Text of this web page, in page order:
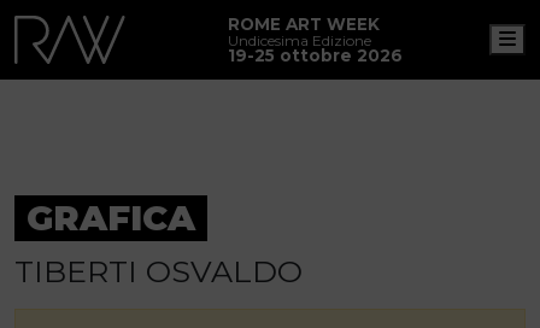
ROME ART WEEK
Undicesima Edizione
19-25 ottobre 2026
GRAFICA
TIBERTI OSVALDO